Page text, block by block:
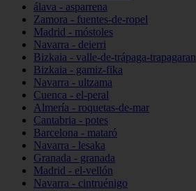
álava - asparrena
Zamora - fuentes-de-ropel
Madrid - móstoles
Navarra - deierri
Bizkaia - valle-de-trápaga-trapagaran
Bizkaia - gamiz-fika
Navarra - ultzama
Cuenca - el-peral
Almería - roquetas-de-mar
Cantabria - potes
Barcelona - mataró
Navarra - lesaka
Granada - granada
Madrid - el-vellón
Navarra - cintruénigo